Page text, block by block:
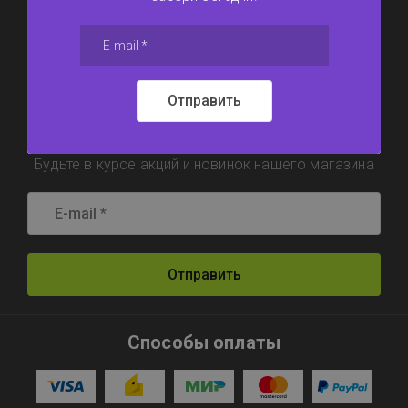
6117311@mail.ru
Подпишитесь !
Будьте в курсе акций и новинок нашего магазина
Отправить
Способы оплаты
Отправить